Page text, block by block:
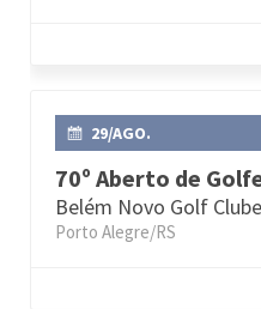
29/AGO.
70º Aberto de
Belém Novo Golf Clube
Porto Alegre/RS